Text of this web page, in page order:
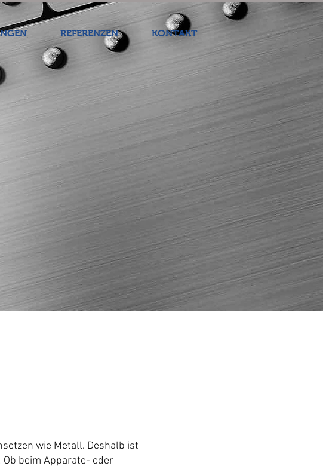
REFERENZEN KONTAKT
wie Metall. Deshalb ist
beim Apparate- oder